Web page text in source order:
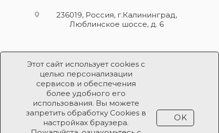
Этот сайт использует cookies с
целью персонализации
сервисов и обеспечения
более удобного его
использования. Вы можете
запретить обработку Cookies в
настройках браузера.
OK
236019, Россия, г.Калининград,
Люблинское шоссе, д. 6
Разработка и поддержка
Продвижение проекта ООО «Робот Икс»